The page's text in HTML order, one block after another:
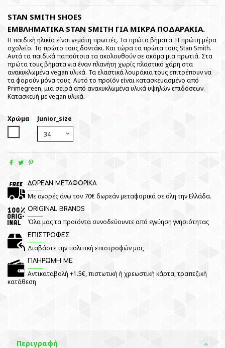
STAN SMITH SHOES
ΕΜΒΛΗΜΑΤΙΚΑ STAN SMITH ΓΙΑ ΜΙΚΡΑ ΠΟΔΑΡΑΚΙΑ.
Η παιδική ηλικία είναι γεμάτη πρωτιές. Τα πρώτα βήματα. Η πρώτη μέρα
σχολείο. Το πρώτο τους δοντάκι. Και τώρα τα πρώτα τους Stan Smith.
Αυτά τα παιδικά παπούτσια τα ακολουθούν σε ακόμα μια πρωτιά. Στα
πρώτα τους βήματα για έναν πλανήτη χωρίς πλαστικό χάρη στα
ανακυκλωμένα vegan υλικά. Τα ελαστικά λουράκια τους επιτρέπουν να
τα φορούν μόνα τους. Αυτό το προϊόν είναι κατασκευασμένο από
Primegreen, μια σειρά από ανακυκλωμένα υλικά υψηλών επιδόσεων.
Κατασκευή με vegan υλικά.
Χρώμα
Junior_size
ΔΩΡΕΑΝ ΜΕΤΑΦΟΡΙΚΑ
Με αγορές άνω τον 70€ δωρεάν μεταφορικά σε όλη την Ελλάδα.
ORIGINAL BRANDS
Όλα μας τα προϊόντα συνοδεύουντε από εγγύηση γνησιότητας
ΕΠΙΣΤΡΟΦΕΣ
Διαβάστε την πολιτική επιστροφών μας
ΠΛΗΡΩΜΗ ΜΕ
Αντικαταβολή +1.5€, πιστωτική ή χρεωστική κάρτα, τραπεζική
κατάθεση
Περιγραφή